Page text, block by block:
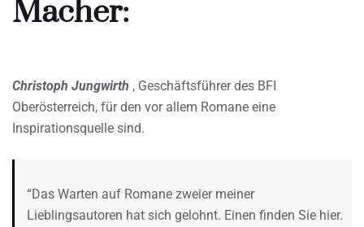
Macher:
Christoph Jungwirth , Geschäftsführer des BFI
Oberösterreich, für den vor allem Romane eine
Inspirationsquelle sind.
“Das Warten auf Romane zweier meiner
Lieblingsautoren hat sich gelohnt. Einen finden Sie hier.